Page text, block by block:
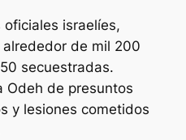
israelíes,
de mil 200
secuestradas.
Odeh de presuntos
y lesiones cometidos